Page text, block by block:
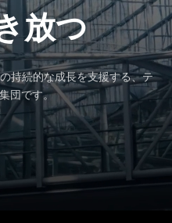
放つ
持続的な成長を支援する、テ
団です。